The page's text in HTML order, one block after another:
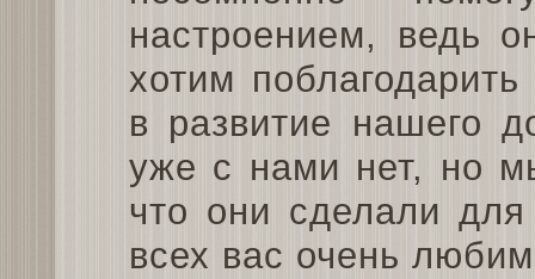
настроением, ведь
хотим
в развитие нашего
уже с нами нет, но
что они сделали
всех вас очень